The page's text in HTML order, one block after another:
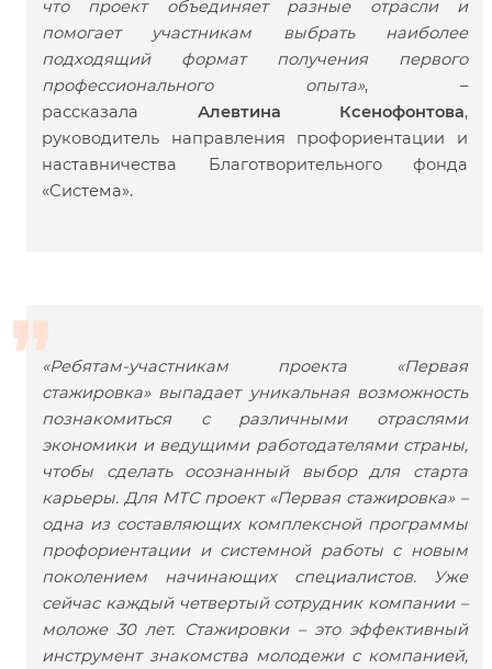
что проект объединяет разные отрасли и
помогает участникам выбрать наиболее
подходящий формат получения первого
профессионального опыта», –
рассказала Алевтина Ксенофонтова,
руководитель направления профориентации и
наставничества Благотворительного фонда
«Система».
«Ребятам-участникам проекта «Первая
стажировка» выпадает уникальная возможность
познакомиться с различными отраслями
экономики и ведущими работодателями страны,
чтобы сделать осознанный выбор для старта
карьеры. Для МТС проект «Первая стажировка» –
одна из составляющих комплексной программы
профориентации и системной работы с новым
поколением начинающих специалистов. Уже
сейчас каждый четвертый сотрудник компании –
моложе 30 лет. Стажировки – это эффективный
инструмент знакомства молодежи с компанией,